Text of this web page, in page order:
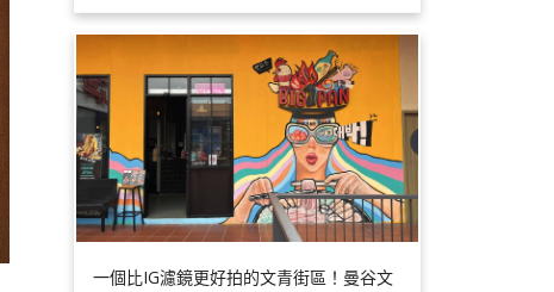
一個比IG濾鏡更好拍的文青街區！曼谷文